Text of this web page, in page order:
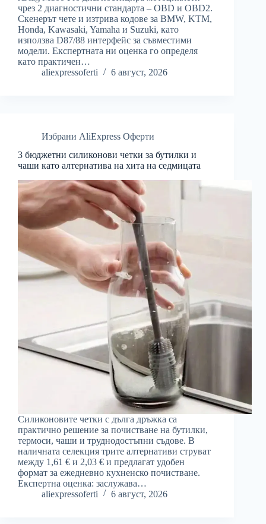
чрез 2 диагностични стандарта – OBD и OBD2.
Скенерът чете и изтрива кодове за BMW, KTM,
Honda, Kawasaki, Yamaha и Suzuki, като
използва D87/88 интерфейс за съвместими
модели. Експертната ни оценка го определя
като практичен…
aliexpressoferti
6 август, 2026
Избрани AliExpress Оферти
3 бюджетни силиконови четки за бутилки и
чаши като алтернатива на хита на седмицата
Силиконовите четки с дълга дръжка са
практично решение за почистване на бутилки,
термоси, чаши и труднодостъпни съдове. В
наличната селекция трите алтернативи струват
между 1,61 € и 2,03 € и предлагат удобен
формат за ежедневно кухненско почистване.
Експертна оценка: заслужава…
aliexpressoferti
6 август, 2026